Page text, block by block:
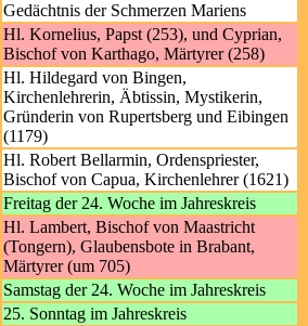
Gedächtnis der Schmerzen Mariens
Hl. Kornelius, Papst (253), und Cyprian,
Bischof von Karthago, Märtyrer (258)
Hl. Hildegard von Bingen,
Kirchenlehrerin, Äbtissin, Mystikerin,
Gründerin von Rupertsberg und Eibingen
(1179)
Hl. Robert Bellarmin, Ordenspriester,
Bischof von Capua, Kirchenlehrer (1621)
Freitag der 24. Woche im Jahreskreis
Hl. Lambert, Bischof von Maastricht
(Tongern), Glaubensbote in Brabant,
Märtyrer (um 705)
Samstag der 24. Woche im Jahreskreis
25. Sonntag im Jahreskreis